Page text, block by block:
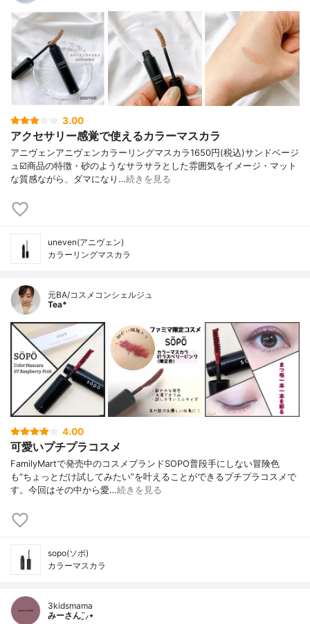
3.00
アクセサリー感覚で使えるカラーマスカラ
アニヴェンアニヴェンカラーリングマスカラ1650円(税込)サンドベージ
ュ☑️商品の特徴・砂のようなサラサラとした雰囲気をイメージ・マット
な質感ながら、ダマになり…続きを見る
uneven(アニヴェン)
カラーリングマスカラ
元BA/コスメコンシェルジュ
Tea*
4.00
可愛いプチプラコスメ
FamilyMartで発売中のコスメブランドSOPO普段手にしない冒険色
も“ちょっとだけ試してみたい”を叶えることができるプチプラコスメで
す。今回はその中から愛…続きを見る
sopo(ソポ)
カラーマスカラ
3kidsmama
みーさん¨̮⸝⋆